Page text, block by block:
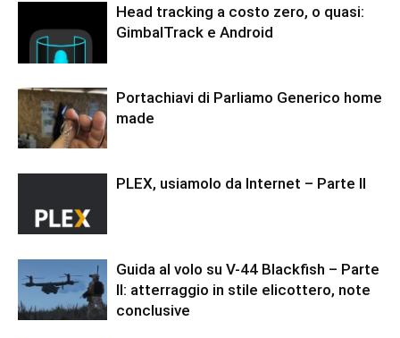
Head tracking a costo zero, o quasi:
GimbalTrack e Android
Portachiavi di Parliamo Generico home
made
PLEX, usiamolo da Internet – Parte II
Guida al volo su V-44 Blackfish – Parte
II: atterraggio in stile elicottero, note
conclusive